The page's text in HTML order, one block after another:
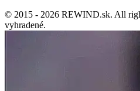
© 2015 - 2026 REWIND.sk. All
vyhradené.